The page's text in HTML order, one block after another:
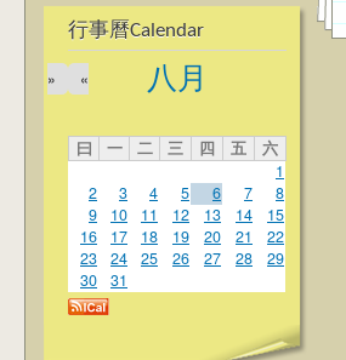
行事曆Calendar
八月
«
»
曰 一 二 三 四 五
六
1
2
3 4 5 6 7
8
9
10 11 12 13 14
15
16
17 18 19 20 21
22
23
24 25 26 27 28
29
30
31